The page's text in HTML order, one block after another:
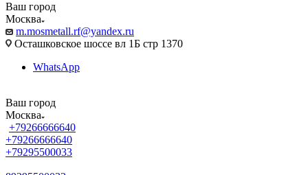
Ваш город
Москва
m.mosmetall.rf@yandex.ru
Осташковское шоссе вл 1Б стр 1370
WhatsApp
Ваш город
Москва
+79266666640
+79266666640
+79295500033